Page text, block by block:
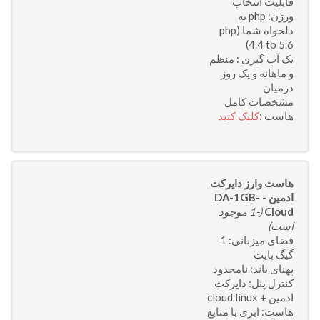
ورژن: php به
دلخواه شما (php
4.4 to 5.6)
بک آپ گیری : منظم
و ماهانه و یک روز
درمیان
مشخصات کامل
هاست :کلیک کنید
هاست وارز دایرکت
ادمین - DA-1GB-
Cloud
(-1 موجود
است)
فضای میزبانی: 1
گیگ بایت
پهنای باند: نامحدود
کنترل پنل: دایرکت
ادمین + cloud linux
هاست: ابری با منابع